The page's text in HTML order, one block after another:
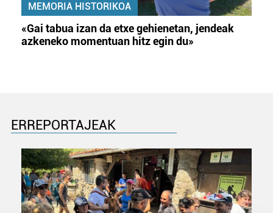
MEMORIA HISTORIKOA
«Gai tabua izan da etxe gehienetan, jendeak
azkeneko momentuan hitz egin du»
ERREPORTAJEAK